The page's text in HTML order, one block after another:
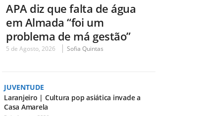
APA diz que falta de água
em Almada “foi um
problema de má gestão”
5 de Agosto, 2026 Sofia Quintas
JUVENTUDE
Laranjeiro | Cultura pop asiática invade a
Casa Amarela